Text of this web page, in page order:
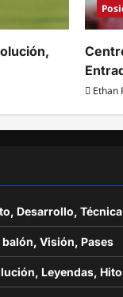
Ethan
Desarrollo, Técnica
Visión, Pases
Leyendas,